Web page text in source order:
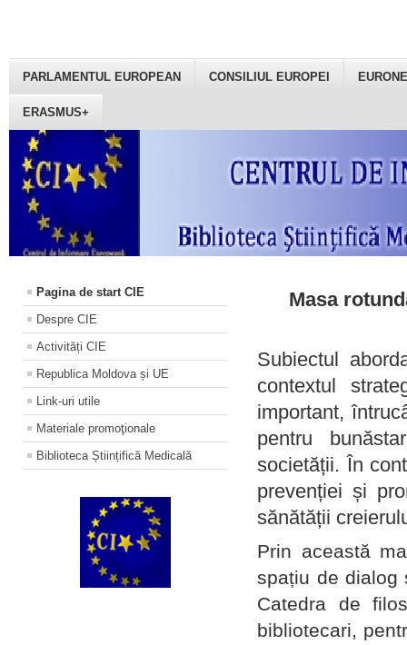
PARLAMENTUL EUROPEAN CONSILIUL EUROPEI
ERASMUS+
Pagina de start CIE
Despre CIE
Activități CIE
Republica Moldova și UE
Link-uri utile
Materiale promoţionale
Biblioteca Științifică Medicală
Masa
Subiectul
contextul
important,
pentru
societății. În
prevenției și
sănătății
Prin această
spațiu de dialog
Catedra de
bibliotecari,